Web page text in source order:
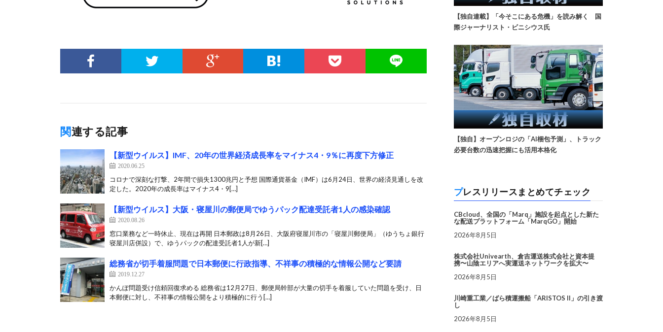
関連する記事
【新型ウイルス】IMF、20年の世界経済成長率をマイナス4・9％に再度下方修正
2020.06.25
コロナで深刻な打撃、2年間で損失1300兆円と予想 国際通貨基金（IMF）は6月24日、世界の経済見通しを改
定した。2020年の成長率はマイナス4・9[…]
【新型ウイルス】大阪・寝屋川の郵便局でゆうパック配達受託者1人の感染確認
2020.08.26
窓口業務など一時休止、現在は再開 日本郵政は8月26日、大阪府寝屋川市の「寝屋川郵便局」（ゆうちょ銀行
寝屋川店併設）で、ゆうパックの配達受託者1人が新[…]
総務省が切手着服問題で日本郵便に行政指導、不祥事の積極的な情報公開など要請
2019.12.27
かんぽ問題受け信頼回復求める 総務省は12月27日、郵便局幹部が大量の切手を着服していた問題を受け、日
本郵便に対し、不祥事の情報公開をより積極的に行う[…]
【独自連載】「今そこにある危機」を読み解く 国
際ジャーナリスト・ビニシウス氏
【独自】オープンロジの「AI梱包予測」、トラック
必要台数の迅速把握にも活用本格化
プレスリリースまとめてチェック
CBcloud、全国の「Marq」施設を起点とした新た
な配送プラットフォーム「MarqGO」開始
2026年8月5日
株式会社Univearth、倉吉運送株式会社と資本提
携〜山陰エリアへ実運送ネットワークを拡大〜
2026年8月5日
川崎重工業／ばら積運搬船「ARISTOS II」の引き渡
し
2026年8月5日